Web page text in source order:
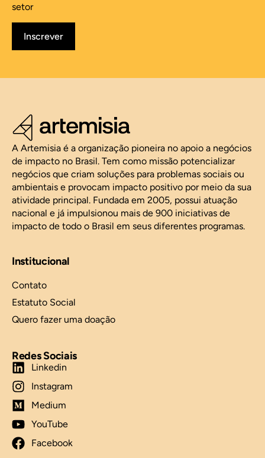
setor
Inscrever
A Artemisia é a organização pioneira no apoio a negócios
de impacto no Brasil. Tem como missão potencializar
negócios que criam soluções para problemas sociais ou
ambientais e provocam impacto positivo por meio da sua
atividade principal. Fundada em 2005, possui atuação
nacional e já impulsionou mais de 900 iniciativas de
impacto de todo o Brasil em seus diferentes programas.
Institucional
Contato
Estatuto Social
Quero fazer uma doação
Redes Sociais
Linkedin
Instagram
Medium
YouTube
Facebook